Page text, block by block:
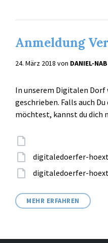
Anmeldung
24. März 2018 von DANIEL-NAB
In unserem Digitalen
geschrieben. Falls auch
möchtest, kannst du dich
Attachments
digitaledoerfer-
digitaledoerfer-
MEHR ERFAHREN